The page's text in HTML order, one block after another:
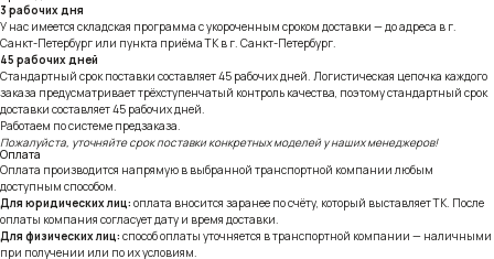
3 рабочих дня
У нас имеется складская программа с укороченным сроком доставки — до адреса в г.
Санкт-Петербург или пункта приёма ТК в г. Санкт-Петербург.
45 рабочих дней
Стандартный срок поставки составляет 45 рабочих дней. Логистическая цепочка каждого
заказа предусматривает трёхступенчатый контроль качества, поэтому стандартный срок
доставки составляет 45 рабочих дней.
Работаем по системе предзаказа.
Пожалуйста, уточняйте срок поставки конкретных моделей у наших менеджеров!
Оплата
Оплата производится напрямую в выбранной транспортной компании любым
доступным способом.
Для юридических лиц: оплата вносится заранее по счёту, который выставляет ТК. После
оплаты компания согласует дату и время доставки.
Для физических лиц: способ оплаты уточняется в транспортной компании — наличными
при получении или по их условиям.